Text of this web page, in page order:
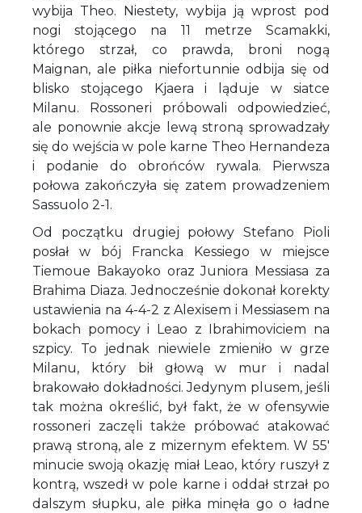
wybija Theo. Niestety, wybija ją wprost pod
nogi stojącego na 11 metrze Scamakki,
którego strzał, co prawda, broni nogą
Maignan, ale piłka niefortunnie odbija się od
blisko stojącego Kjaera i ląduje w siatce
Milanu. Rossoneri próbowali odpowiedzieć,
ale ponownie akcje lewą stroną sprowadzały
się do wejścia w pole karne Theo Hernandeza
i podanie do obrońców rywala. Pierwsza
połowa zakończyła się zatem prowadzeniem
Sassuolo 2-1.
Od początku drugiej połowy Stefano Pioli
posłał w bój Francka Kessiego w miejsce
Tiemoue Bakayoko oraz Juniora Messiasa za
Brahima Diaza. Jednocześnie dokonał korekty
ustawienia na 4-4-2 z Alexisem i Messiasem na
bokach pomocy i Leao z Ibrahimoviciem na
szpicy. To jednak niewiele zmieniło w grze
Milanu, który bił głową w mur i nadal
brakowało dokładności. Jedynym plusem, jeśli
tak można określić, był fakt, że w ofensywie
rossoneri zaczęli także próbować atakować
prawą stroną, ale z mizernym efektem. W 55'
minucie swoją okazję miał Leao, który ruszył z
kontrą, wszedł w pole karne i oddał strzał po
dalszym słupku, ale piłka minęła go o ładne